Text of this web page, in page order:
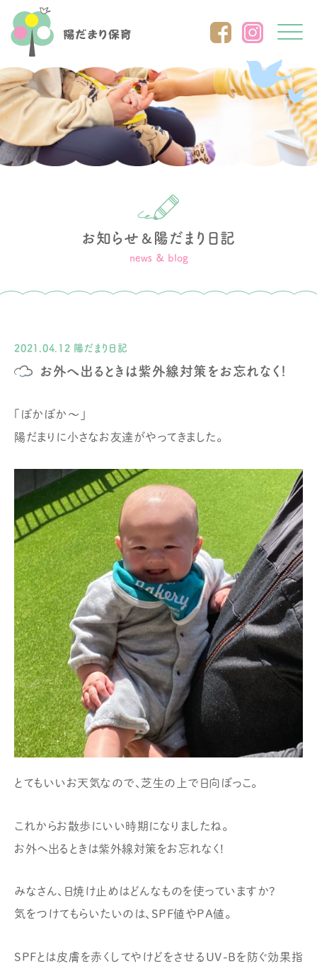
Click
お知らせ ＆ 陽だまり日記
news ＆ blog
2021.04.12 陽だまり日記
お外へ出るときは紫外線対策をお忘れなく!
「ぽかぽか〜」
陽だまりに小さなお友達がやってきました。
とてもいいお天気なので、芝生の上で日向ぼっこ。
これからお散歩にいい時期になりましたね。
お外へ出るときは紫外線対策をお忘れなく!
みなさん、日焼け止めはどんなものを使っていますか?
気をつけてもらいたいのは、SPF値やPA値。
SPFとは皮膚を赤くしてやけどをさせるUV-Bを防ぐ効果指